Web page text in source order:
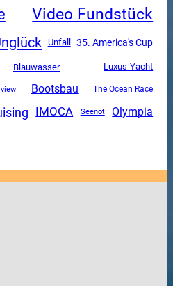
Video Fundstück
Unfall 35. America's Cup
Blauwasser Luxus-Yacht
Bootsbau The Ocean Race
IMOCA Seenot
Olympia